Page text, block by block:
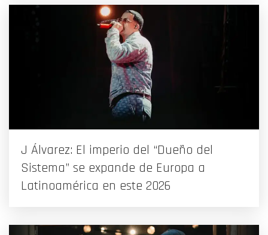
J Álvarez: El imperio del “Dueño del
Sistema” se expande de Europa a
Latinoamérica en este 2026